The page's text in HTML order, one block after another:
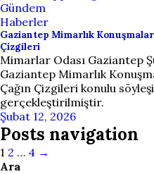
Gündem
Haberler
Gaziantep Mimarlık
Çizgileri
Mimarlar Odası Gaziantep
Gaziantep Mimarlık
Çağın Çizgileri konulu
gerçekleştirilmiştir.
Şubat 12, 2026
Posts navigation
1 2 … 4 →
Ara